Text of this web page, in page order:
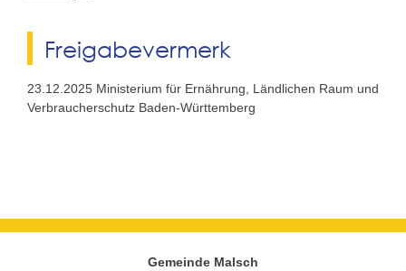
Freigabevermerk
23.12.2025 Ministerium für Ernährung, Ländlichen Raum und
Verbraucherschutz Baden-Württemberg
Gemeinde Malsch